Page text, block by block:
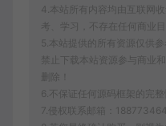
4.本站所有内容均由互联网
考、学习，不存在任何商业目
5.本站提供的所有资源仅供
禁止下载本站资源参与商业
删除！
6.不保证任何源码框架的完整
7.侵权联系邮箱：